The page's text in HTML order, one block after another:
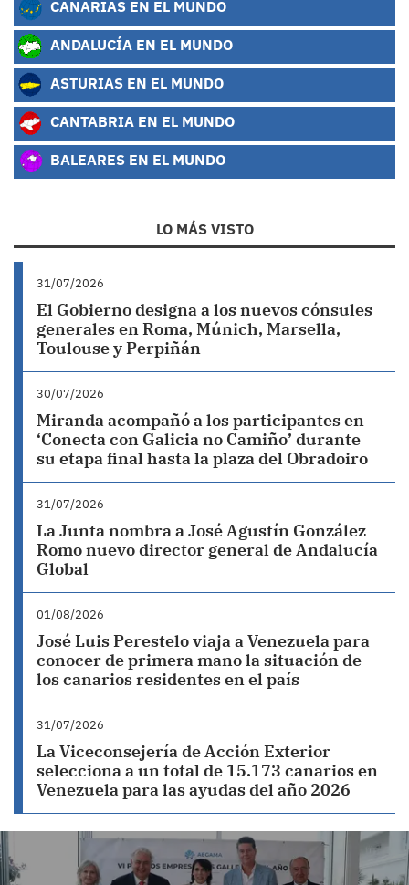
CANARIAS EN EL MUNDO
ANDALUCÍA EN EL MUNDO
ASTURIAS EN EL MUNDO
CANTABRIA EN EL MUNDO
BALEARES EN EL MUNDO
LO MÁS VISTO
31/07/2026
El Gobierno designa a los nuevos cónsules
generales en Roma, Múnich, Marsella,
Toulouse y Perpiñán
30/07/2026
Miranda acompañó a los participantes en
‘Conecta con Galicia no Camiño’ durante
su etapa final hasta la plaza del Obradoiro
31/07/2026
La Junta nombra a José Agustín González
Romo nuevo director general de Andalucía
Global
01/08/2026
José Luis Perestelo viaja a Venezuela para
conocer de primera mano la situación de
los canarios residentes en el país
31/07/2026
La Viceconsejería de Acción Exterior
selecciona a un total de 15.173 canarios en
Venezuela para las ayudas del año 2026